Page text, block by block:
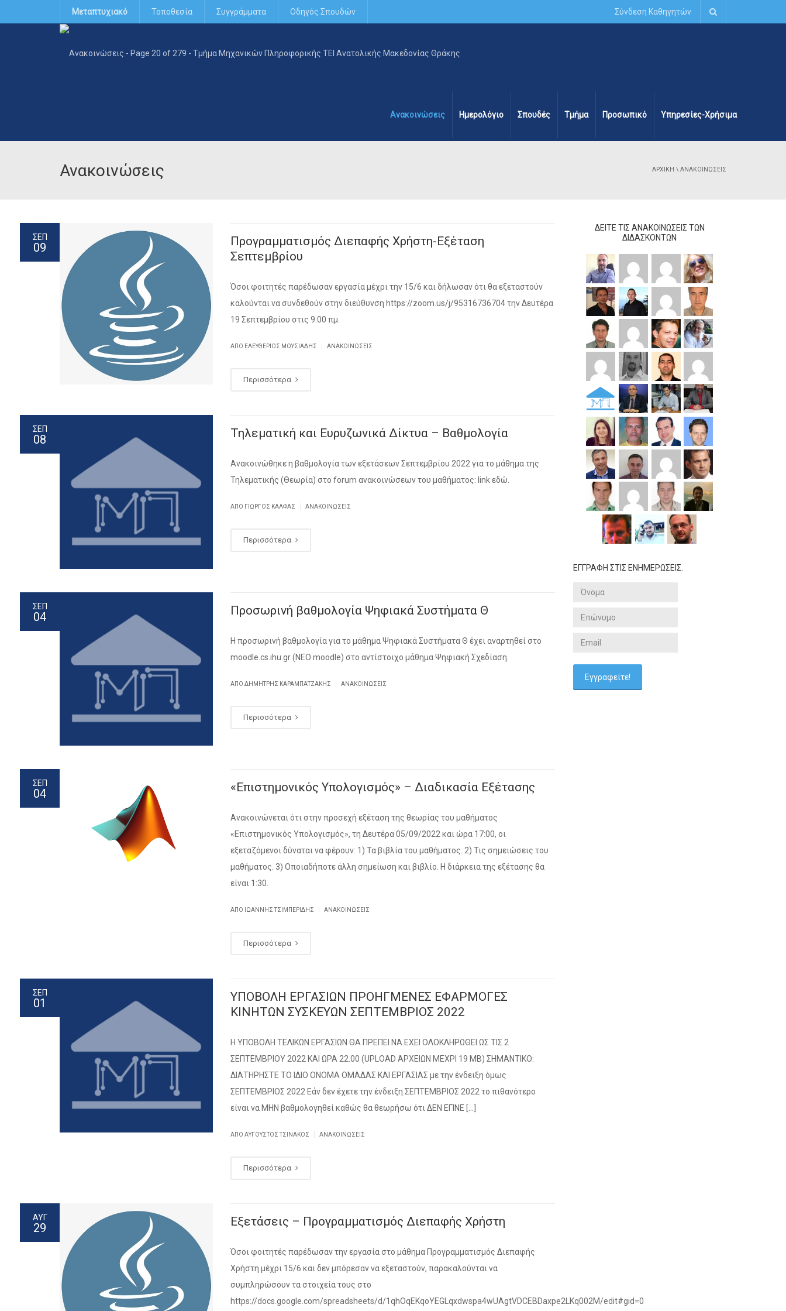
Μεταπτυχιακό Τοποθεσία Συγγράμματα Οδηγός Σπουδών Σύνδεση Καθηγητών
Ανακοινώσεις Ημερολόγιο Σπουδές Τμήμα Προσωπικό Υπηρεσίες-Χρήσιμα
Ανακοινώσεις ΑΡΧΙΚΉ \ ΑΝΑΚΟΙΝΏΣΕΙΣ
ΣΕΠ
09
Προγραμματισμός Διεπαφής Χρήστη-Εξέταση
Σεπτεμβρίου
Όσοι φοιτητές παρέδωσαν εργασία μέχρι την 15/6 και δήλωσαν ότι θα εξεταστούν
καλούνται να συνδεθούν στην διεύθυνση https://zoom.us/j/95316736704 την Δευτέρα
19 Σεπτεμβρίου στις 9:00 πμ.
ΑΠΌ ΕΛΕΥΘΈΡΙΟΣ ΜΩΥΣΙΆΔΗΣ ΑΝΑΚΟΙΝΏΣΕΙΣ
Περισσότερα
ΣΕΠ
08 Τηλεματική και Ευρυζωνικά Δίκτυα – Βαθμολογία
Ανακοινώθηκε η βαθμολογία των εξετάσεων Σεπτεμβρίου 2022 για το μάθημα της
Τηλεματικής (Θεωρία) στο forum ανακοινώσεων του μαθήματος: link εδώ.
ΑΠΌ ΓΙΏΡΓΟΣ ΚΆΛΦΑΣ ΑΝΑΚΟΙΝΏΣΕΙΣ
Περισσότερα
ΣΕΠ
04 Προσωρινή βαθμολογία Ψηφιακά Συστήματα Θ
Η προσωρινή βαθμολογία για το μάθημα Ψηφιακά Συστήματα Θ έχει αναρτηθεί στο
moodle.cs.ihu.gr (ΝΕΟ moodle) στο αντίστοιχο μάθημα Ψηφιακή Σχεδίαση.
ΑΠΌ ΔΗΜΉΤΡΗΣ ΚΑΡΑΜΠΑΤΖΆΚΗΣ ΑΝΑΚΟΙΝΏΣΕΙΣ
Περισσότερα
ΣΕΠ
04 «Επιστημονικός Υπολογισμός» – Διαδικασία Εξέτασης
Ανακοινώνεται ότι στην προσεχή εξέταση της θεωρίας του μαθήματος
«Επιστημονικός Υπολογισμός», τη Δευτέρα 05/09/2022 και ώρα 17:00, οι
εξεταζόμενοι δύναται να φέρουν: 1) Τα βιβλία του μαθήματος. 2) Τις σημειώσεις του
μαθήματος. 3) Οποιαδήποτε άλλη σημείωση και βιβλίο. Η διάρκεια της εξέτασης θα
είναι 1:30.
ΑΠΌ ΙΩΑΝΝΗΣ ΤΣΙΜΠΕΡΙΔΗΣ ΑΝΑΚΟΙΝΏΣΕΙΣ
Περισσότερα
ΣΕΠ
01
ΥΠΟΒΟΛΗ ΕΡΓΑΣΙΩΝ ΠΡΟΗΓΜΕΝΕΣ ΕΦΑΡΜΟΓΕΣ
ΚΙΝΗΤΩΝ ΣΥΣΚΕΥΩΝ ΣΕΠΤΕΜΒΡΙΟΣ 2022
Η ΥΠΟΒΟΛΗ ΤΕΛΙΚΩΝ ΕΡΓΑΣΙΩΝ ΘΑ ΠΡΕΠΕΙ ΝΑ ΕΧΕΙ ΟΛΟΚΛΗΡΩΘΕΙ ΩΣ ΤΙΣ 2
ΣΕΠΤΕΜΒΡΙΟΥ 2022 ΚΑΙ ΩΡΑ 22.00 (UPLOAD ΑΡΧΕΙΩΝ ΜΕΧΡΙ 19 ΜΒ) ΣΗΜΑΝΤΙΚΟ:
ΔΙΑΤΗΡΗΣΤΕ ΤΟ ΙΔΙΟ ΟΝΟΜΑ ΟΜΑΔΑΣ ΚΑΙ ΕΡΓΑΣΙΑΣ με την ένδειξη όμως
ΣΕΠΤΕΜΒΡΙΟΣ 2022 Εάν δεν έχετε την ένδειξη ΣΕΠΤΕΜΒΡΙΟΣ 2022 το πιθανότερο
είναι να ΜΗΝ βαθμολογηθεί καθώς θα θεωρήσω ότι ΔΕΝ ΕΓΙΝΕ […]
ΑΠΌΑΎΓΟΥΣΤΟΣ ΤΣΙΝΆΚΟΣ ΑΝΑΚΟΙΝΏΣΕΙΣ
Περισσότερα
ΑΥΓ
29 Εξετάσεις – Προγραμματισμός Διεπαφής Χρήστη
Όσοι φοιτητές παρέδωσαν την εργασία στο μάθημα Προγραμματισμός Διεπαφής
Χρήστη μέχρι 15/6 και δεν μπόρεσαν να εξεταστούν, παρακαλούνται να
συμπληρώσουν τα στοιχεία τους στο
https://docs.google.com/spreadsheets/d/1qhOqEKqoYEGLqxdwspa4wUAgtVDCEBDaxpe2LKq002M/edit#gid=0
ΔΕΊΤΕ ΤΙΣ ΑΝΑΚΟΙΝΏΣΕΙΣ ΤΩΝ
ΔΙΔΆΣΚΟΝΤΩΝ
ΕΓΓΡΑΦΗ ΣΤΙΣ ΕΝΗΜΕΡΩΣΕΙΣ.